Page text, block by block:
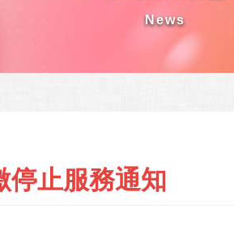
News
停止服務通知